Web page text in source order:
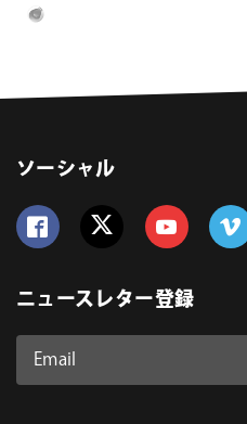
ソーシャル
ニュースレター登録
Email